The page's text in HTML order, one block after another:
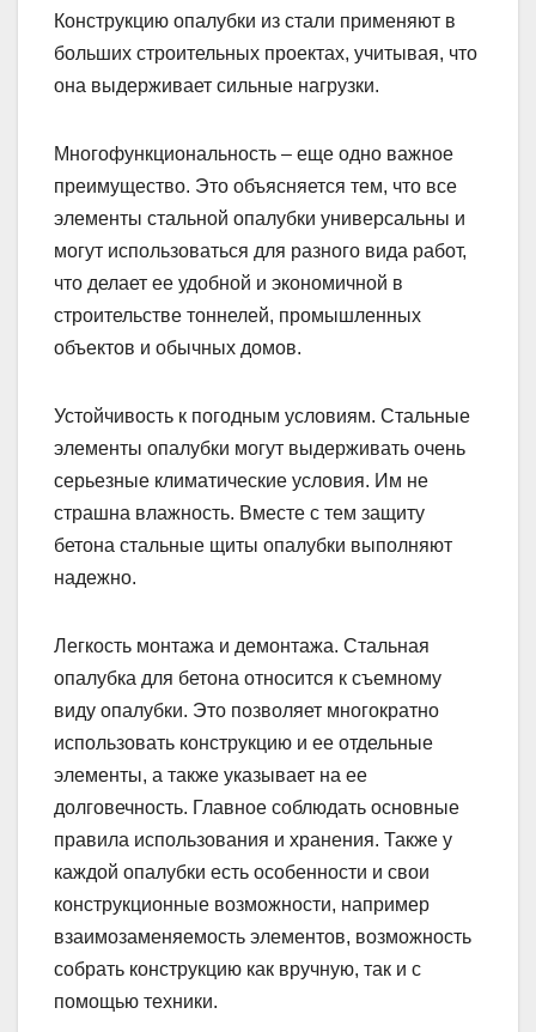
Конструкцию опалубки из стали применяют в
больших строительных проектах, учитывая, что
она выдерживает сильные нагрузки.
Многофункциональность – еще одно важное
преимущество. Это объясняется тем, что все
элементы стальной опалубки универсальны и
могут использоваться для разного вида работ,
что делает ее удобной и экономичной в
строительстве тоннелей, промышленных
объектов и обычных домов.
Устойчивость к погодным условиям. Стальные
элементы опалубки могут выдерживать очень
серьезные климатические условия. Им не
страшна влажность. Вместе с тем защиту
бетона стальные щиты опалубки выполняют
надежно.
Легкость монтажа и демонтажа. Стальная
опалубка для бетона относится к съемному
виду опалубки. Это позволяет многократно
использовать конструкцию и ее отдельные
элементы, а также указывает на ее
долговечность. Главное соблюдать основные
правила использования и хранения. Также у
каждой опалубки есть особенности и свои
конструкционные возможности, например
взаимозаменяемость элементов, возможность
собрать конструкцию как вручную, так и с
помощью техники.